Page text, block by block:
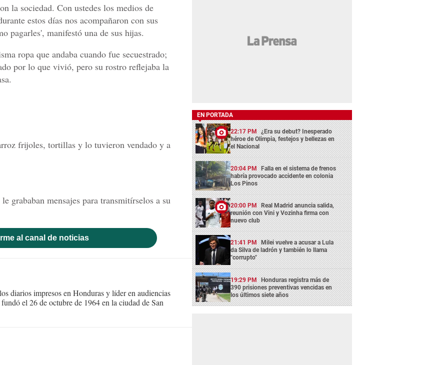
la sociedad. Con ustedes los medios de
estos días nos acompañaron con sus
pagarles', manifestó una de sus hijas.
ropa que andaba cuando fue secuestrado;
por lo que vivió, pero su rostro reflejaba la
frijoles, tortillas y lo tuvieron vendado y a
grababan mensajes para transmitírselos a su
al canal de noticias
diarios impresos en Honduras y líder en audiencias
el 26 de octubre de 1964 en la ciudad de San
EN PORTADA
22:17 PM ¿Era su debut? Inesperado
héroe de Olimpia, festejos y bellezas en
el Nacional
20:04 PM Falla en el sistema de frenos
habría provocado accidente en colonia
Los Pinos
20:00 PM Real Madrid anuncia salida,
reunión con Vini y Vozinha firma con
nuevo club
21:41 PM Milei vuelve a acusar a Lula
da Silva de ladrón y también lo llama
"corrupto"
19:29 PM Honduras registra más de
390 prisiones preventivas vencidas en
los últimos siete años